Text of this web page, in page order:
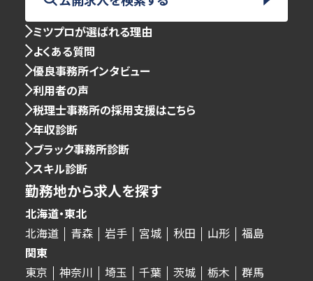
ミツプロが選ばれる理由
よくある質問
優良事務所インタビュー
利用者の声
税理士事務所の採用支援はこちら
年収診断
ブラック事務所診断
スキル診断
勤務地から求人を探す
北海道・東北
北海道
青森 岩手 宮城 秋田 山形
福島
関東
東京
神奈川 埼玉 千葉 茨城 栃木
群馬